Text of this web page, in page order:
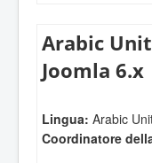
Arabic
Joomla 6.x
Lingua: Arabic
Coordinatore